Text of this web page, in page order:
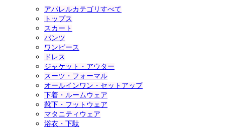
アパレルカテゴリすべて
トップス
スカート
パンツ
ワンピース
ドレス
ジャケット・アウター
スーツ・フォーマル
オールインワン・セットアップ
下着・ルームウェア
靴下・フットウェア
マタニティウェア
浴衣・下駄